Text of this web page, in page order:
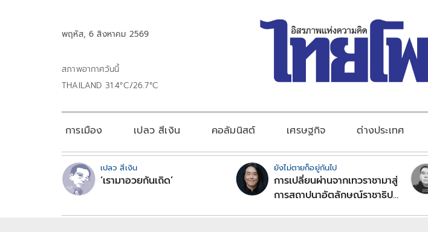
พฤหัส, 6 สิงหาคม 2569
สภาพอากาศวันนี้
THAILAND 31.4°C/26.7°C
การเมือง เปลว สีเงิน คอลัมนิสต์ เศรษฐกิจ ต่างประเทศ
เปลว สีเงิน
‘เรามาอวยกันเถิด’
ยังไม่ตายก็อยู่กันไป
การเปลี่ยนผ่านจากเทวราชามาสู่
การสถาปนาอัตลักษณ์ราชาธิป